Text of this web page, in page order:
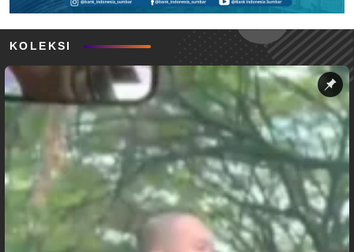
KOLEKSI